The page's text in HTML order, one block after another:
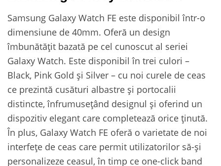
Samsung Galaxy Watch FE este disponibil într-o
dimensiune de 40mm. Oferă un design
îmbunătățit bazată pe cel cunoscut al seriei
Galaxy Watch. Este disponibil în trei culori –
Black, Pink Gold și Silver – cu noi curele de ceas
ce prezintă cusături albastre și portocalii
distincte, înfrumusețând designul și oferind un
dispozitiv elegant care completează orice ținută.
În plus, Galaxy Watch FE oferă o varietate de noi
interfețe de ceas care permit utilizatorilor să-și
personalizeze ceasul, în timp ce one-click band